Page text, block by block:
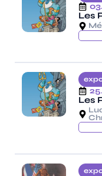
Les
Les